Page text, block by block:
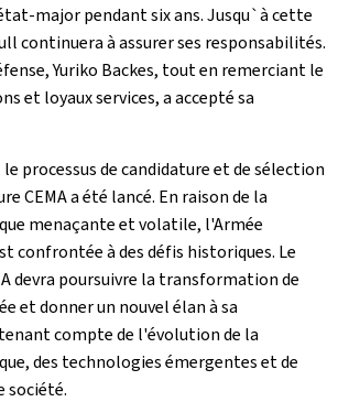
major pendant six ans. Jusqu`à cette
continuera à assurer ses responsabilités.
Yuriko Backes, tout en remerciant le
et loyaux services, a accepté sa
le processus de candidature et de sélection
CEMA a été lancé. En raison de la
menaçante et volatile, l'Armée
confrontée à des défis historiques. Le
devra poursuivre la transformation de
et donner un nouvel élan à sa
compte de l'évolution de la
des technologies émergentes et de
société.